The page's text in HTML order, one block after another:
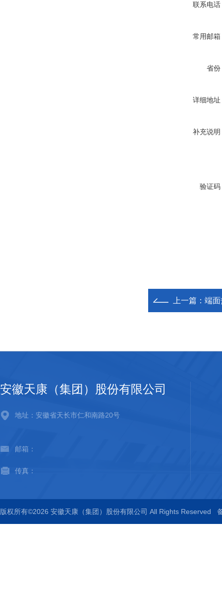
联系电话
常用邮箱
省份
详细地址
补充说明
验证码
上一篇： 端
安徽天康（集团）股份有限公司
地址：安徽省天长市仁和南路20号
邮箱：
传真：
版权所有©2026 安徽天康（集团）股份有限公司 All Rights Reserved